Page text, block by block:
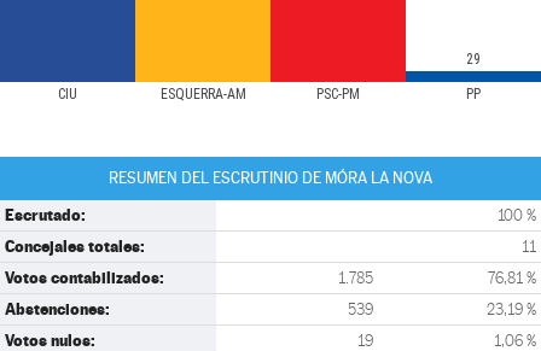
CIU ESQUERRA-AM PSC-PM PP
29
RESUMEN DEL ESCRUTINIO DE MÓRA LA NOVA
Escrutado: 100 %
Concejales totales: 11
Votos contabilizados: 1.785 76,81 %
Abstenciones: 539 23,19 %
Votos nulos: 19 1,06 %